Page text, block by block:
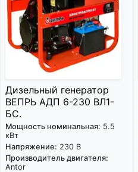
Дизельный генератор
ВЕПРЬ АДП 6-230 ВЛ1-
БС.
Мощность номинальная: 5.5
кВт
Напряжение: 230 В
Производитель двигателя:
Antor